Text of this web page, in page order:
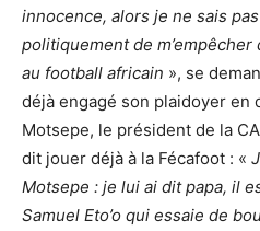
innocence, alors je ne sais
politiquement de
au football africain », se
déjà engagé son plaidoyer en
Motsepe, le président de la
dit jouer déjà à la Fécafoot : «
Motsepe : je lui ai dit papa, il
Samuel Eto’o qui essaie de